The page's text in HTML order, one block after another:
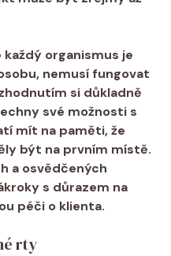
organismus je
nemusí fungovat
si důkladně
své možnosti s
mít na paměti, že
být na prvním místě.
a osvědčených
s důrazem na
péči o klienta.
rty